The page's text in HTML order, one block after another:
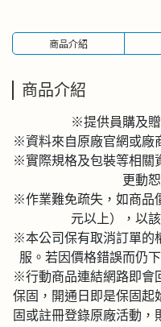
商品介紹
商品介紹
※提供員購及贈
※資料來自原廠官網或廠
※實際規格及包裝等相關
更動
※作業難免疏失，如商品
元以上），以
※本公司保有取消訂單的
服。若因價格錯誤而仍
※行動商品連結網路即會
保固，開通日即是保固起
固或註冊登錄原廠活動